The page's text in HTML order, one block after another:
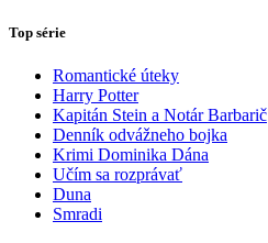
Top série
Romantické úteky
Harry Potter
Kapitán Stein a Notár Barbarič
Denník odvážneho bojka
Krimi Dominika Dána
Učím sa rozprávať
Duna
Smradi